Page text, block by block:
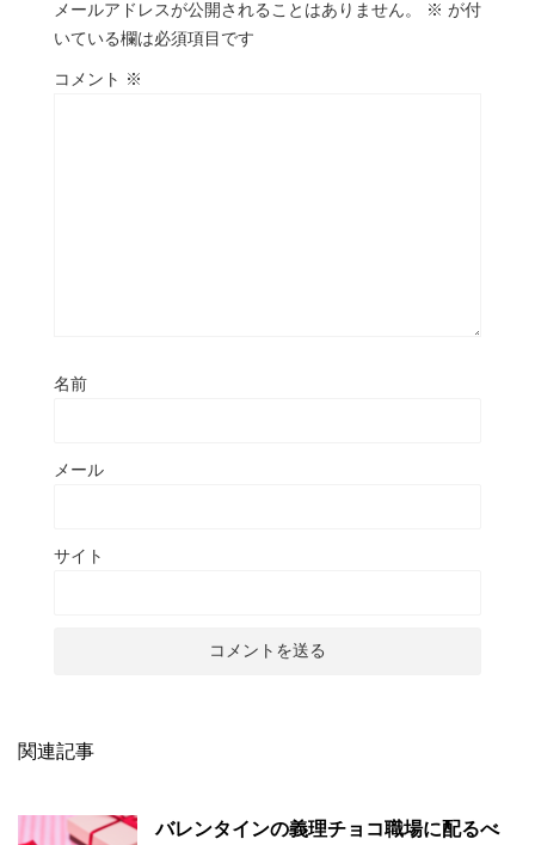
メールアドレスが公開されることはありません。 ※ が付
いている欄は必須項目です
コメント ※
名前
メール
サイト
関連記事
バレンタインの義理チョコ職場に配るべ